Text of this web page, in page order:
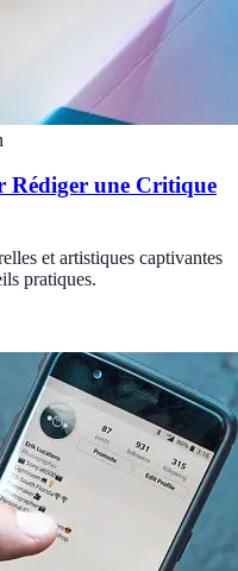
Rédiger une Critique
et artistiques captivantes
pratiques.